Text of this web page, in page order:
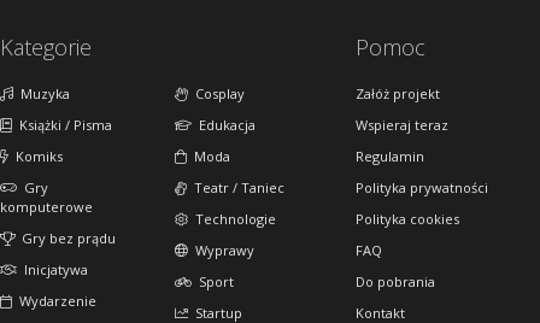
Kategorie
Muzyka
Książki / Pisma
Komiks
Gry
komputerowe
Gry bez prądu
Inicjatywa
Wydarzenie
Cosplay
Edukacja
Moda
Teatr / Taniec
Technologie
Wyprawy
Sport
Startup
Pomoc
Załóż projekt
Wspieraj teraz
Regulamin
Polityka prywatności
Polityka cookies
FAQ
Do pobrania
Kontakt